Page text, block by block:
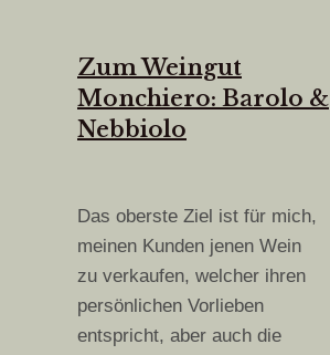
Zum Weingut
Monchiero: Barolo &
Nebbiolo
Das oberste Ziel ist für mich,
meinen Kunden jenen Wein
zu verkaufen, welcher ihren
persönlichen Vorlieben
entspricht, aber auch die